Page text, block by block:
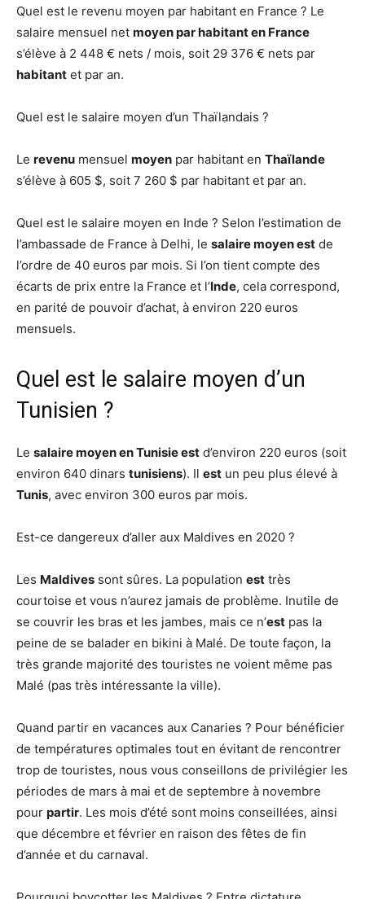
Quel est le revenu moyen par habitant en France ? Le
salaire mensuel net moyen par habitant en France
s’élève à 2 448 € nets / mois, soit 29 376 € nets par
habitant et par an.
Quel est le salaire moyen d’un Thaïlandais ?
Le revenu mensuel moyen par habitant en Thaïlande
s’élève à 605 $, soit 7 260 $ par habitant et par an.
Quel est le salaire moyen en Inde ? Selon l’estimation de
l’ambassade de France à Delhi, le salaire moyen est de
l’ordre de 40 euros par mois. Si l’on tient compte des
écarts de prix entre la France et l’Inde, cela correspond,
en parité de pouvoir d’achat, à environ 220 euros
mensuels.
Quel est le salaire moyen d’un
Tunisien ?
Le salaire moyen en Tunisie est d’environ 220 euros (soit
environ 640 dinars tunisiens). Il est un peu plus élevé à
Tunis, avec environ 300 euros par mois.
Est-ce dangereux d’aller aux Maldives en 2020 ?
Les Maldives sont sûres. La population est très
courtoise et vous n’aurez jamais de problème. Inutile de
se couvrir les bras et les jambes, mais ce n’est pas la
peine de se balader en bikini à Malé. De toute façon, la
très grande majorité des touristes ne voient même pas
Malé (pas très intéressante la ville).
Quand partir en vacances aux Canaries ? Pour bénéficier
de températures optimales tout en évitant de rencontrer
trop de touristes, nous vous conseillons de privilégier les
périodes de mars à mai et de septembre à novembre
pour partir. Les mois d’été sont moins conseillées, ainsi
que décembre et février en raison des fêtes de fin
d’année et du carnaval.